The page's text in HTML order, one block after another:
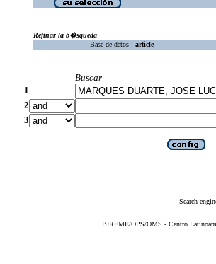
Refinar la b�squeda
Base de datos : article
Buscar
1
2
3
Search
BIREME/OPS/OMS - Centro